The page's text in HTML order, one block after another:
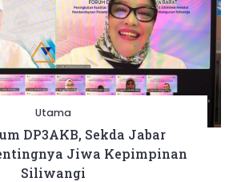
Utama
DP3AKB, Sekda Jabar
Jiwa Kepimpinan
Siliwangi